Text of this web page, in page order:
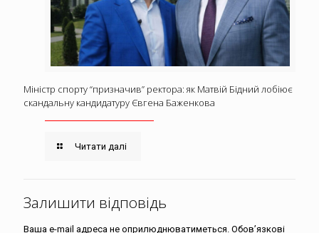
Міністр спорту “призначив” ректора: як Матвій Бідний лобіює
скандальну кандидатуру Євгена Баженкова
Читати далі
Залишити відповідь
Ваша e-mail адреса не оприлюднюватиметься. Обов’язкові